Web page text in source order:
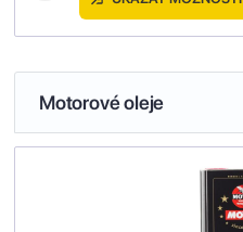
Motorové oleje